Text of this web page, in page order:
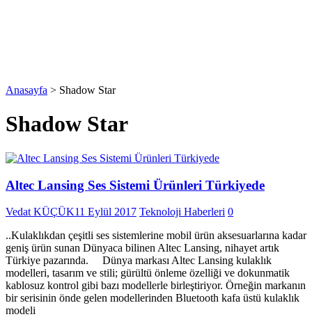
Anasayfa > Shadow Star
Shadow Star
Altec Lansing Ses Sistemi Ürünleri Türkiyede
Vedat KÜÇÜK11 Eylül 2017 Teknoloji Haberleri 0
..Kulaklıkdan çeşitli ses sistemlerine mobil ürün aksesuarlarına kadar
geniş ürün sunan Dünyaca bilinen Altec Lansing, nihayet artık
Türkiye pazarında. Dünya markası Altec Lansing kulaklık
modelleri, tasarım ve stili; gürültü önleme özelliği ve dokunmatik
kablosuz kontrol gibi bazı modellerle birleştiriyor. Örneğin markanın
bir serisinin önde gelen modellerinden Bluetooth kafa üstü kulaklık
modeli